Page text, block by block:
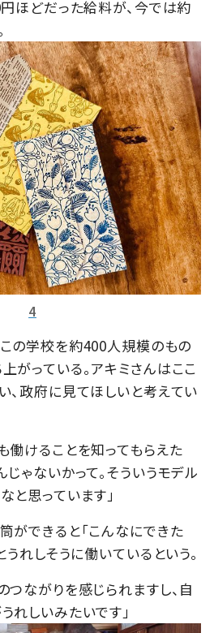
ほどだった給料が、今では約
4
の学校を約400人規模のもの
がっている。アキミさんはここ
、政府に見てほしいと考えてい
働けることを知ってもらえた
ゃないかって。そういうモデル
と思っています」
ができると「こんなにできた
うれしそうに働いているという。
つながりを感じられますし、自
れしいみたいです」